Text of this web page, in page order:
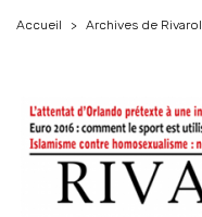
Accueil Archives de Rivarol